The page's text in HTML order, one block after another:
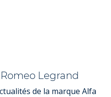
Legrand
de la marque Alfa